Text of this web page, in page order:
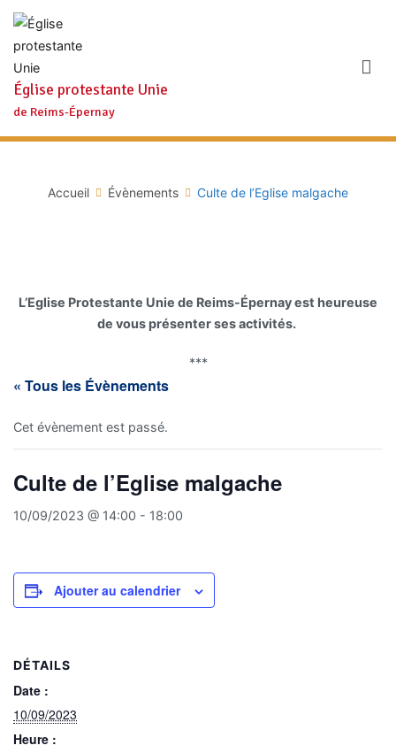
Aller
contenu
Église protestante Unie
de Reims-Épernay
Accueil Évènements Culte de l’Eglise malgache
L’Eglise Protestante Unie de Reims-Épernay est heureuse
de vous présenter ses activités.
***
« Tous les Évènements
Cet évènement est passé.
Culte de l’Eglise malgache
10/09/2023 @ 14:00 - 18:00
Ajouter au calendrier
DÉTAILS
Date :
10/09/2023
Heure :